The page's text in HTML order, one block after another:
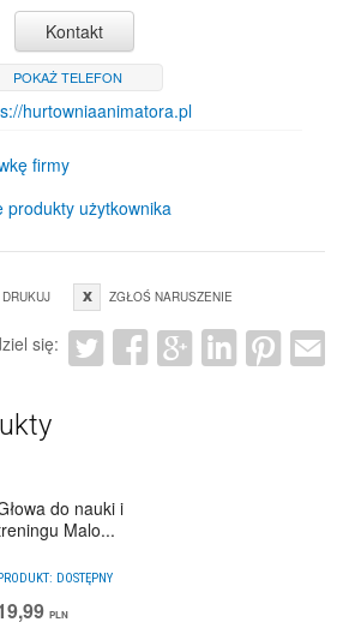
Kontakt
POKAŻ TELEFON
hurtowniaanimatora.pl
firmy
produkty użytkownika
DRUKUJ ZGŁOŚ NARUSZENIE
się:
do nauki i
Malo...
PRODUKT: DOSTĘPNY
PLN